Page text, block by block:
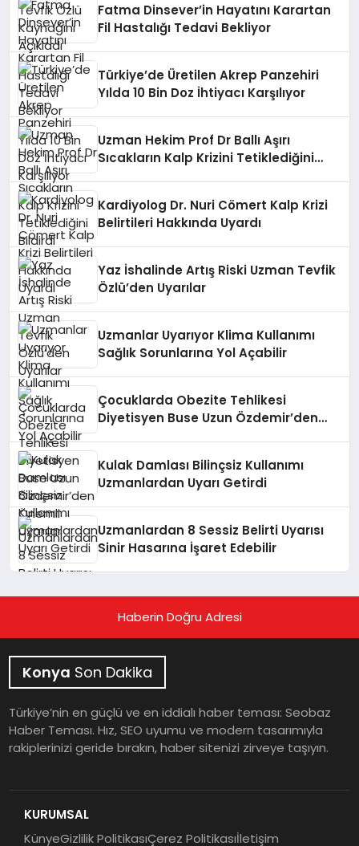
Fatma Dinsever’in Hayatını Karartan
Fil Hastalığı Tedavi Bekliyor
Türkiye’de Üretilen Akrep Panzehiri
Yılda 10 Bin Doz İhtiyacı Karşılıyor
Uzman Hekim Prof Dr Ballı Aşırı
Sıcakların Kalp Krizini Tetiklediğini
Kardiyolog Dr. Nuri Cömert Kalp Krizi
Belirtileri Hakkında Uyardı
Yaz İshalinde Artış Riski Uzman Tevfik
Özlü’den Uyarılar
Uzmanlar Uyarıyor Klima Kullanımı
Sağlık Sorunlarına Yol Açabilir
Çocuklarda Obezite Tehlikesi
Diyetisyen Buse Uzun Özdemir’den
Kulak Damlası Bilinçsiz Kullanımı
Uzmanlardan Uyarı Getirdi
Uzmanlardan 8 Sessiz Belirti Uyarısı
Sinir Hasarına İşaret Edebilir
Haberin Doğru Adresi
Konya Son Dakika
Türkiye’nin en güçlü ve en iddialı haber teması: Seobaz
Haber Teması. Hız, SEO uyumu ve modern tasarımıyla
rakiplerinizi geride bırakın, haber sitenizi zirveye taşıyın.
KURUMSAL
KünyeGizlilik PolitikasıÇerez Politikasıİletişim